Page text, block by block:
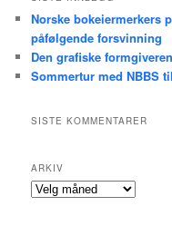
Norske bokeiermerkers
påfølgende forsvinning
Den grafiske
Sommertur med NBBS
SISTE KOMMENTARER
ARKIV
A